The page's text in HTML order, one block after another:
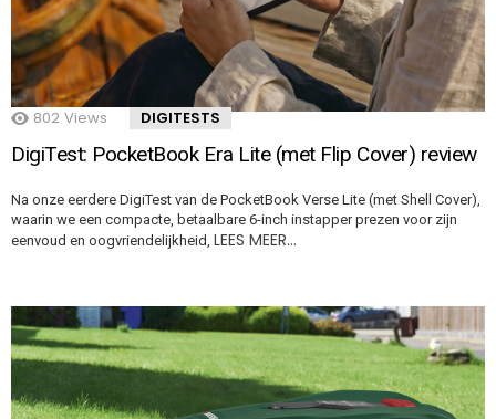
802 Views DIGITESTS
DigiTest: PocketBook Era Lite (met Flip Cover) review
Na onze eerdere DigiTest van de PocketBook Verse Lite (met Shell Cover),
waarin we een compacte, betaalbare 6-inch instapper prezen voor zijn
eenvoud en oogvriendelijkheid, LEES MEER…